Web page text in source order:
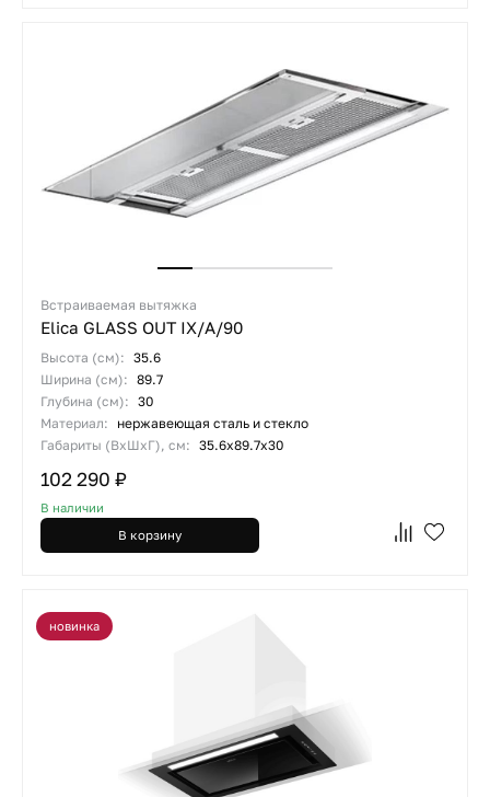
Встраиваемая вытяжка
Elica GLASS OUT IX/A/90
Высота (см): 35.6
Ширина (см): 89.7
Глубина (см): 30
Материал:
нержавеющая сталь и стекло
Габариты (ВхШхГ), см: 35.6x89.7x30
102 290 ₽
В наличии
В корзину
новинка